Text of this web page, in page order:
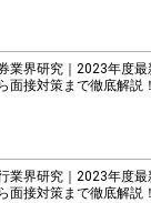
券業界研究｜2023年度
面接対策まで徹底解説！
行業界研究｜2023年度
面接対策まで徹底解説！